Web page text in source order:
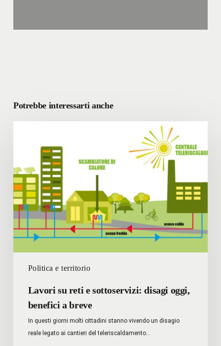
Potrebbe interessarti anche
Politica e territorio
sottoservizi:
disagi
oggi,
benefici
breve
Lavori su reti e sottoservizi: disagi oggi,
benefici a breve
In questi giorni molti cittadini stanno vivendo un disagio
reale legato ai cantieri del teleriscaldamento…